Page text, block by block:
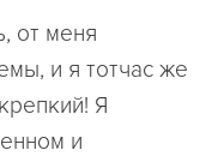
от меня
и я тотчас же
Я
и